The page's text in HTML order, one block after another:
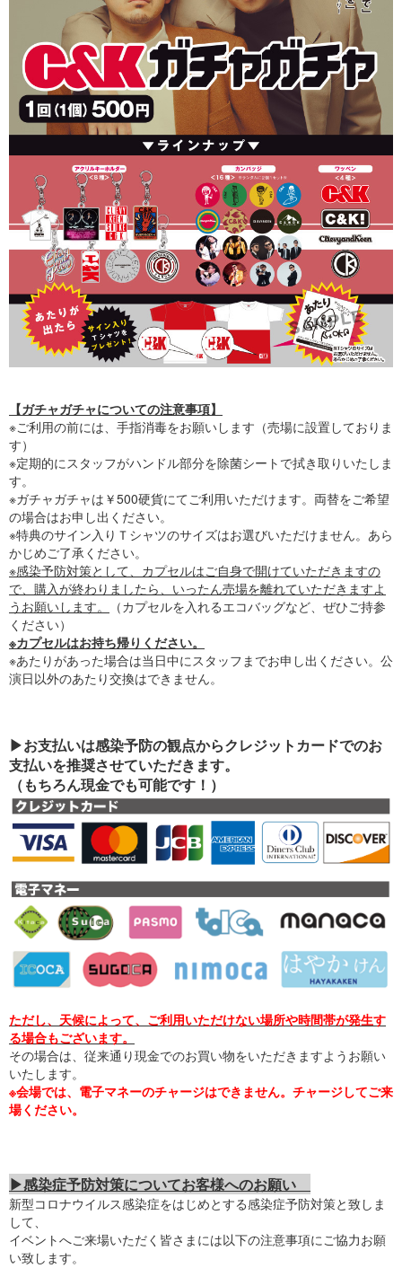
【ガチャガチャについての注意事項】
※ご利用の前には、手指消毒をお願いします（売場に設置しておりま
す）
※定期的にスタッフがハンドル部分を除菌シートで拭き取りいたしま
す。
※ガチャガチャは￥500硬貨にてご利用いただけます。両替をご希望
の場合はお申し出ください。
※特典のサイン入りＴシャツのサイズはお選びいただけません。あら
かじめご了承ください。
※感染予防対策として、カプセルはご自身で開けていただきますの
で、購入が終わりましたら、いったん売場を離れていただきますよ
うお願いします。
（カプセルを入れるエコバッグなど、ぜひご持参
ください）
※カプセルはお持ち帰りください。
※あたりがあった場合は当日中にスタッフまでお申し出ください。公
演日以外のあたり交換はできません。
▶お支払いは感染予防の観点からクレジットカードでのお
支払いを推奨させていただきます。
（もちろん現金でも可能です！）
ただし、天候によって、ご利用いただけない場所や時間帯が発生す
る場合もございます。
その場合は、従来通り現金でのお買い物をいただきますようお願い
いたします。
※会場では、電子マネーのチャージはできません。チャージしてご来
場ください。
▶感染症予防対策についてお客様へのお願い
新型コロナウイルス感染症をはじめとする感染症予防対策と致しま
して、
イベントへご来場いただく皆さまには以下の注意事項にご協力お願
い致します。